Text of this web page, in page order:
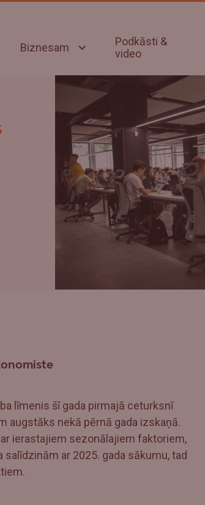
Biznesam
Podkāsti &
video
līmenis šī gada pirmajā ceturksnī
augstāks nekā pērnā gada izskaņā.
ierastajiem sezonālajiem faktoriem,
ar 2025. gada sākumu, tad